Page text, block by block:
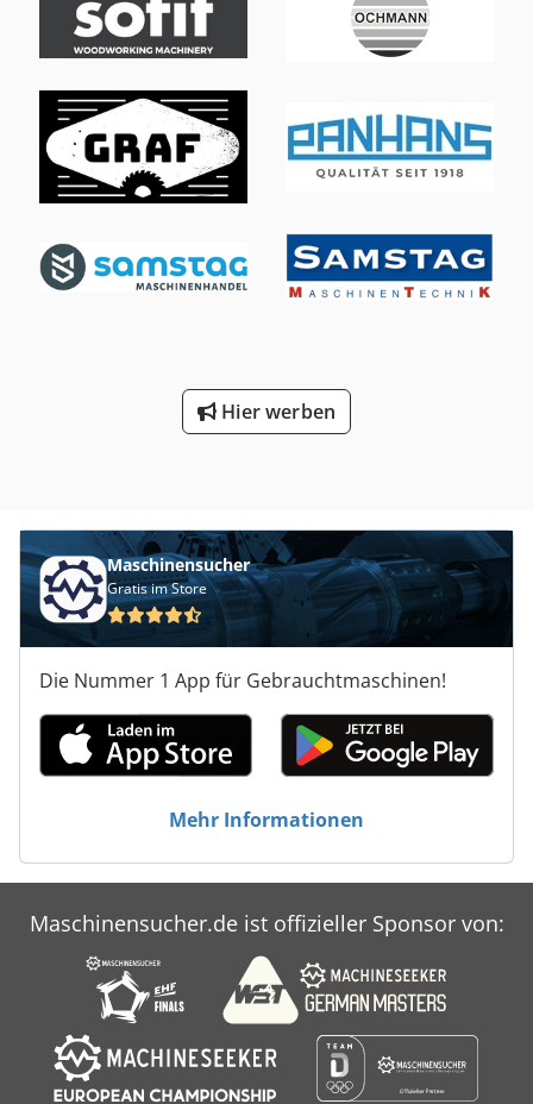
Zusatzhydraulikanschluss 70 l/min - 24-V Elektrosteuerung
- große Funkfernsteuerung kpl. - wartungsfreundlicher
Wegesensor und Automatiksteuerung - hydraulisch
reversierbares Lüfterrad - akustische Anlaufwarnung -
Lackierung: RAL 2011 tieforange Sonder Ausstattung :
Zerkleinerungssystem Size L (8 Zähne) Motor Cat C7.1, 205
kW Heckband 6,9 m Rahmen für Überbandmagnet
Hier werben
Maschinensucher
Gratis im Store
Die Nummer 1 App für Gebrauchtmaschinen!
Mehr Informationen
Maschinensucher.de ist offizieller Sponsor von: